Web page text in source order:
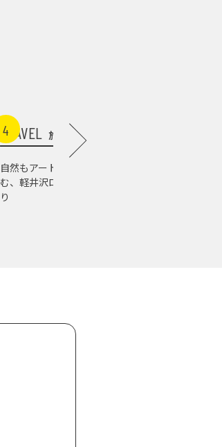
4
TRAVEL 旅行
自然もアートもグルメも楽し
む、軽井沢ローカルスポット巡
り